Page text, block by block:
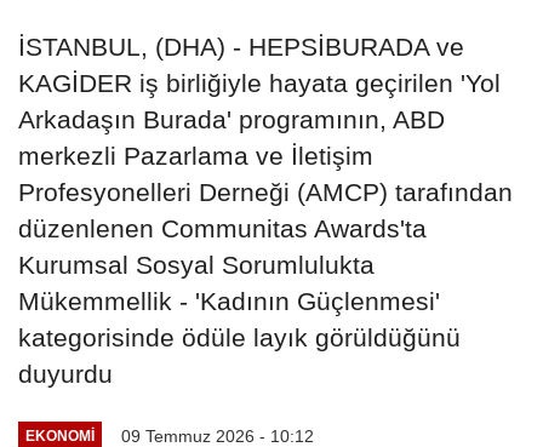
İSTANBUL, (DHA) - HEPSİBURADA ve
KAGİDER iş birliğiyle hayata geçirilen 'Yol
Arkadaşın Burada' programının, ABD
merkezli Pazarlama ve İletişim
Profesyonelleri Derneği (AMCP) tarafından
düzenlenen Communitas Awards'ta
Kurumsal Sosyal Sorumlulukta
Mükemmellik - 'Kadının Güçlenmesi'
kategorisinde ödüle layık görüldüğünü
duyurdu
EKONOMI 09 Temmuz 2026 - 10:12